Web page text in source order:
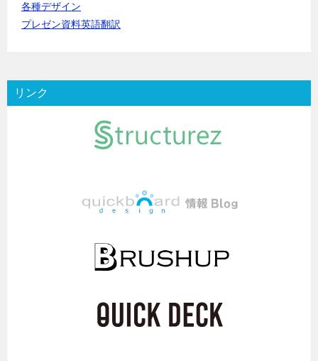
各種デザイン
プレゼン資料英語翻訳
リンク